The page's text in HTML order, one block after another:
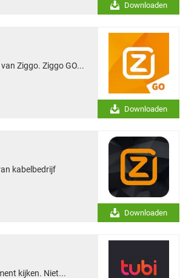
Downloaden
Ziggo. Ziggo GO...
Downloaden
kabelbedrijf
Downloaden
kijken. Niet...